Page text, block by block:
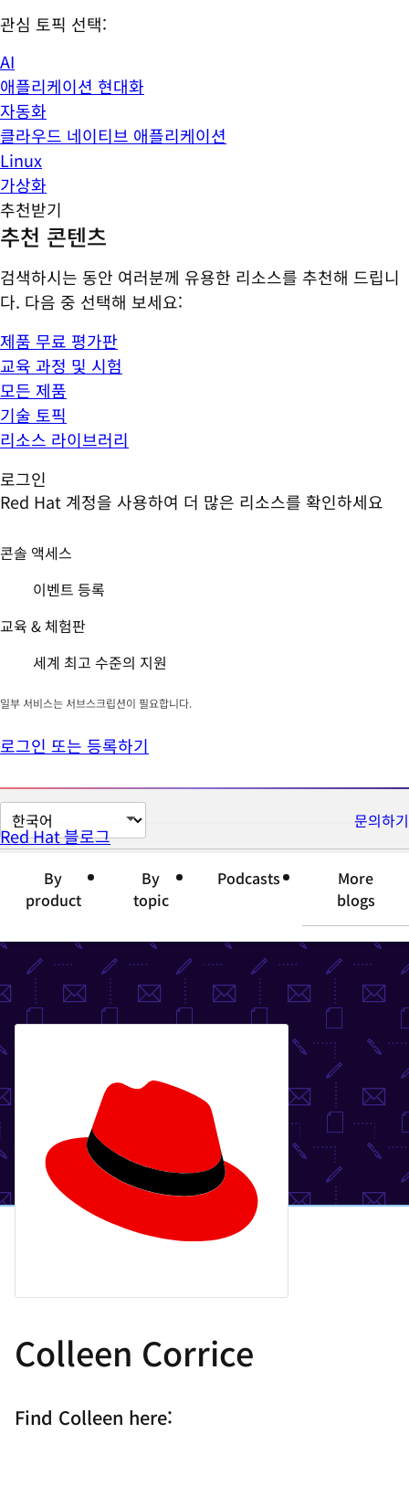
관심 토픽 선택:
AI
애플리케이션 현대화
자동화
클라우드 네이티브 애플리케이션
Linux
가상화
추천받기
추천 콘텐츠
검색하시는 동안 여러분께 유용한 리소스를 추천해 드립니
다. 다음 중 선택해 보세요:
제품 무료 평가판
교육 과정 및 시험
모든 제품
기술 토픽
리소스 라이브러리
로그인
Red Hat 계정을 사용하여 더 많은 리소스를 확인하세요
콘솔 액세스
이벤트 등록
교육 & 체험판
세계 최고 수준의 지원
일부 서비스는 서브스크립션이 필요합니다.
로그인 또는 등록하기
페
이
변
문의하기
Red Hat 블로그
By
product
By
topic
Podcasts
More
blogs
Colleen Corrice
Find Colleen here: